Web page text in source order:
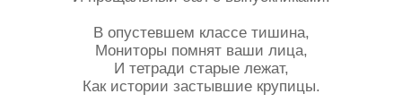
В опустевшем классе тишина,
Мониторы помнят ваши лица,
И тетради старые лежат,
Как истории застывшие крупицы.